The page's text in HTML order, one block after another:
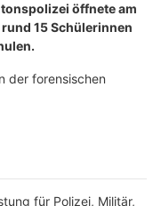
öffnete am
15 Schülerinnen
der forensischen